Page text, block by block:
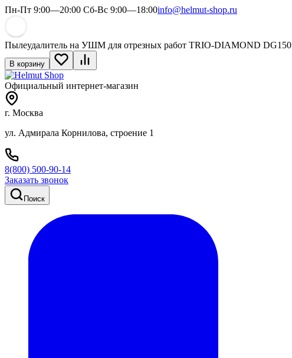
Пн-Пт 9:00—20:00 Сб-Вс 9:00—18:00info@helmut-shop.ru
Пылеудалитель на УШМ для отрезных работ TRIO-DIAMOND DG150
В корзину
Официальный интернет-магазин
г. Москва
ул. Адмирала Корнилова, строение 1
8(800) 500-90-14
Заказать звонок
Поиск